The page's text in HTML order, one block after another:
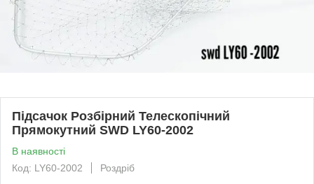
Підсачок Розбірний Телескопічний
Прямокутний SWD LY60-2002
В наявності
Код: LY60-2002
Роздріб